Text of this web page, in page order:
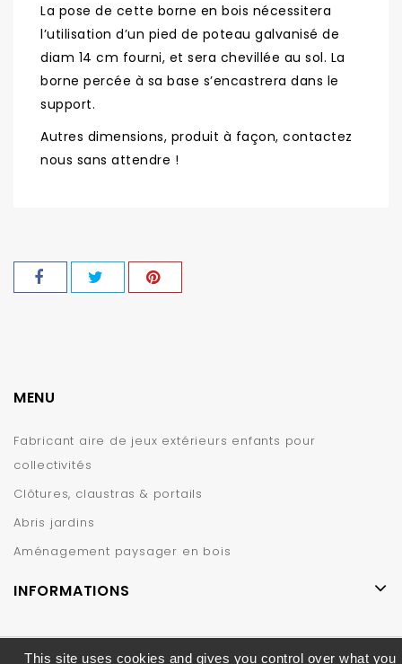
La pose de cette borne en bois nécessitera
l’utilisation d’un pied de poteau galvanisé de
diam 14 cm fourni, et sera chevillée au sol. La
borne percée à sa base s’encastrera dans le
support.
Autres dimensions, produit à façon, contactez
nous sans attendre !
MENU
Fabricant aire de jeux extérieurs enfants pour
collectivités
Clôtures, claustras & portails
Abris jardins
Aménagement paysager en bois
INFORMATIONS
This site uses cookies and gives you control over what you